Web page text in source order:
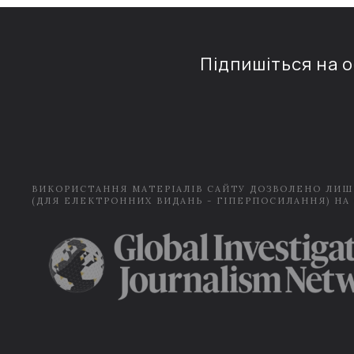
Підпишіться на
ВИКОРИСТАННЯ МАТЕРІАЛІВ САЙТУ ДОЗВОЛЕНО
(ДЛЯ ЕЛЕКТРОННИХ ВИДАНЬ - ГІПЕРПОСИЛАННЯ) НА